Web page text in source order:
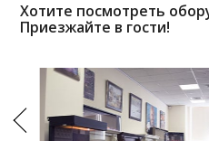
Хотите посмотреть
Приезжайте в гости!